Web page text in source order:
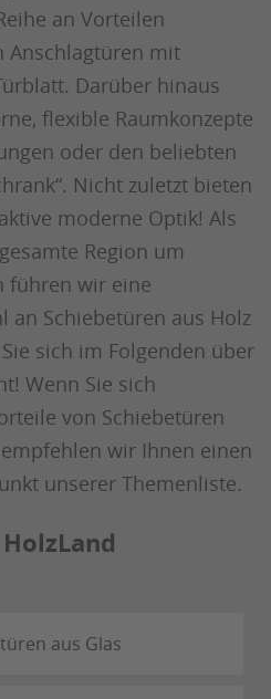
an Vorteilen
Anschlagtüren mit
Darüber hinaus
flexible Raumkonzepte
oder den beliebten
Nicht zuletzt bieten
moderne Optik! Als
Region um
führen wir eine
an Schiebetüren aus Holz
sich im Folgenden über
Wenn Sie sich
von Schiebetüren
wir Ihnen einen
unserer Themenliste.
aus Glas